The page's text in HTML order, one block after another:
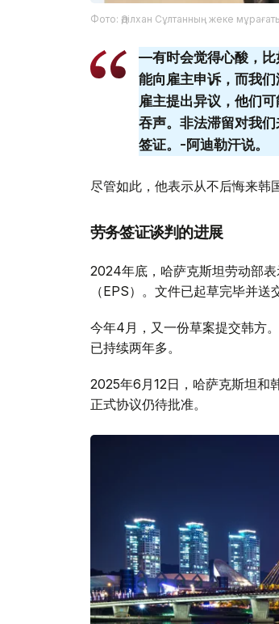
Фото: Әділхан Сұлтанның жеке
—有时会觉得心酸，比
能向雇主申诉，而我
雇主提出异议，他们
吞声。非法滞留对我
签证。-阿迪勒汗说。
尽管如此，他表示从不后悔来韩
劳务签证谈判的进展
2024年底，哈萨克斯坦劳动部
（EPS）。文件已起草完毕并
今年4月，又一份草案提交韩方
已持续两年多。
2025年6月12日，哈萨克斯坦和
正式协议仍待批准。